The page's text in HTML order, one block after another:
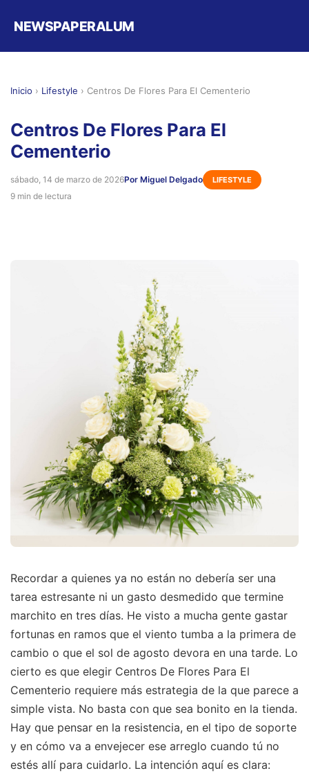
NEWSPAPERALUM
Inicio › Lifestyle › Centros De Flores Para El Cementerio
Centros De Flores Para El
Cementerio
sábado, 14 de marzo de 2026Por Miguel Delgado LIFESTYLE
9 min de lectura
Recordar a quienes ya no están no debería ser una
tarea estresante ni un gasto desmedido que termine
marchito en tres días. He visto a mucha gente gastar
fortunas en ramos que el viento tumba a la primera de
cambio o que el sol de agosto devora en una tarde. Lo
cierto es que elegir Centros De Flores Para El
Cementerio requiere más estrategia de la que parece a
simple vista. No basta con que sea bonito en la tienda.
Hay que pensar en la resistencia, en el tipo de soporte
y en cómo va a envejecer ese arreglo cuando tú no
estés allí para cuidarlo. La intención aquí es clara: